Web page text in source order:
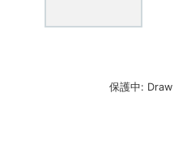
保護中: